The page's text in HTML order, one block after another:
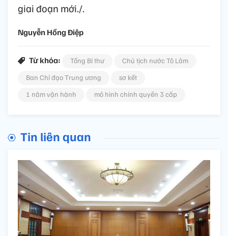
giai đoạn mới./.
Nguyễn Hồng Điệp
Từ khóa: Tổng Bí thư
Chủ tịch nước Tô Lâm
Ban Chỉ đạo Trung ương
sơ kết
1 năm vận hành
mô hình chính quyền 3 cấp
Tin liên quan